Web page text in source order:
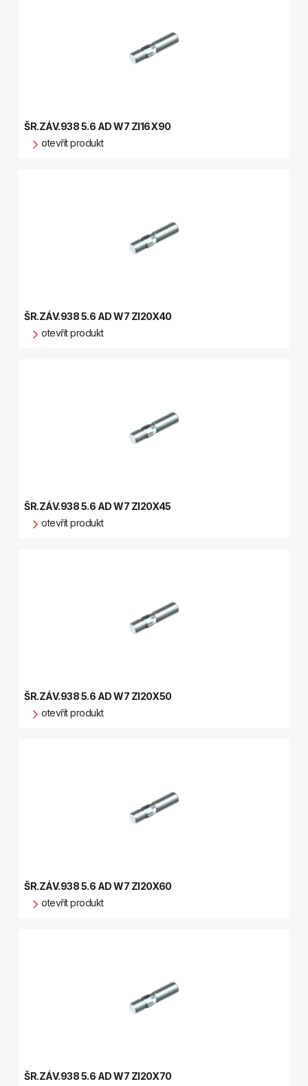
ŠR.ZÁV.938 5.6 AD W7 ZI16X90
otevřít produkt
ŠR.ZÁV.938 5.6 AD W7 ZI20X40
otevřít produkt
ŠR.ZÁV.938 5.6 AD W7 ZI20X45
otevřít produkt
ŠR.ZÁV.938 5.6 AD W7 ZI20X50
otevřít produkt
ŠR.ZÁV.938 5.6 AD W7 ZI20X60
otevřít produkt
ŠR.ZÁV.938 5.6 AD W7 ZI20X70